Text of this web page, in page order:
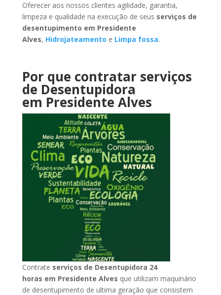
Oferecer aos nossos clientes agilidade, garantia,
limpeza e qualidade na execução de seus serviços de
desentupimento em Presidente
Alves, Hidrojateamento e Limpa fossa.
Por que contratar serviços
de Desentupidora
em Presidente Alves
Contrate serviços de Desentupidora 24
horas em Presidente Alves que utilizam maquinário
de desentupimento de ultima geração que consistem